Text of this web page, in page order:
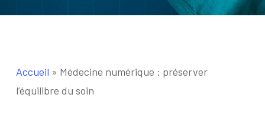
Accueil » Médecine numérique : préserver
l’équilibre du soin